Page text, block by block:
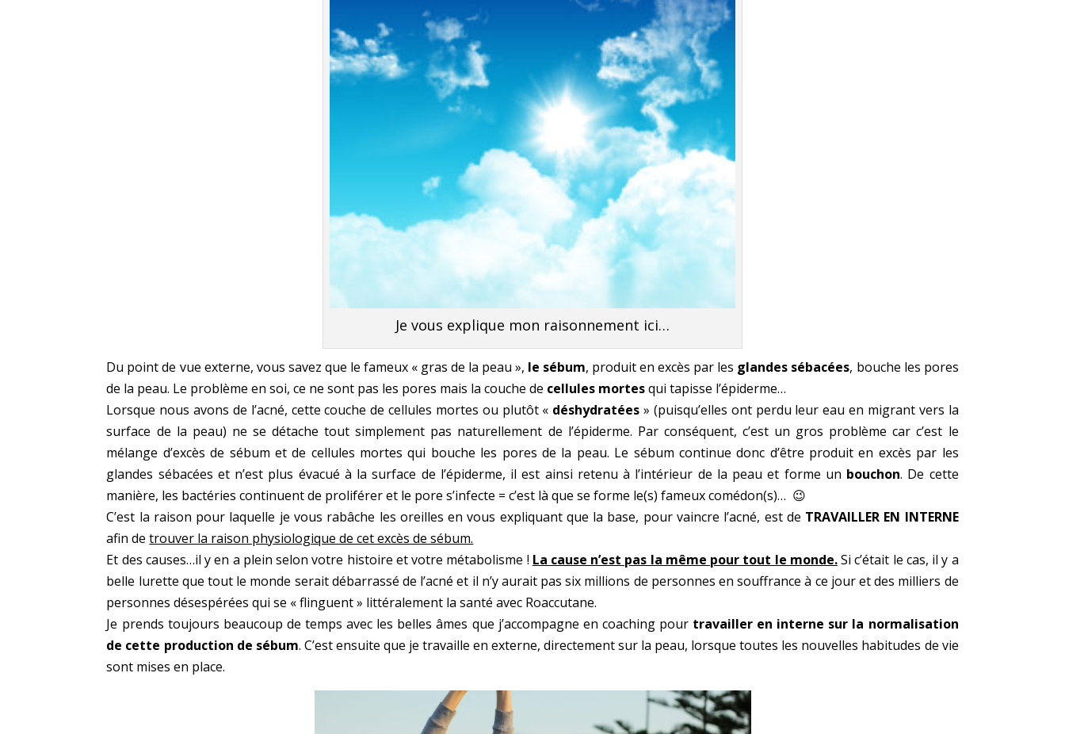
Je vous explique mon raisonnement ici…
Du point de vue externe, vous savez que le fameux « gras de la peau », le sébum, produit en excès par les glandes sébacées, bouche les pores
de la peau. Le problème en soi, ce ne sont pas les pores mais la couche de cellules mortesqui tapisse l’épiderme…
Lorsque nous avons de l’acné, cette couche de cellules mortes ou plutôt « déshydratées » (puisqu’elles ont perdu leur eau en migrant vers la
surface de la peau) ne se détache tout simplement pas naturellement de l’épiderme. Par conséquent, c’est un gros problème car c’est le
mélange d’excès de sébum et de cellules mortes qui bouche les pores de la peau. Le sébum continue donc d’être produit en excès par les
glandes sébacées et n’est plus évacué à la surface de l’épiderme, il est ainsi retenu à l’intérieur de la peau et forme un bouchon. De cette
manière, les bactéries continuent de proliférer et le pore s’infecte = c’est là que se forme le(s) fameux comédon(s)… 😉
C’est la raison pour laquelle je vous rabâche les oreilles en vous expliquant que la base, pour vaincre l’acné, est de TRAVAILLER EN INTERNE
afin detrouver la raison physiologique de cet excès de sébum.
Et des causes…il y en a plein selon votre histoire et votre métabolisme ! La cause n’est pas la même pour tout le monde.Si c’était le cas, il y a
belle lurette que tout le monde serait débarrassé de l’acné et il n’y aurait pas six millions de personnes en souffrance à ce jour et des milliers de
personnes désespérées qui se « flinguent » littéralement la santé avec Roaccutane.
Je prends toujours beaucoup de temps avec les belles âmes que j’accompagne en coaching pour travailler en interne sur la normalisation
de cette production de sébum. C’est ensuite que je travaille en externe, directement sur la peau, lorsque toutes les nouvelles habitudes de vie
sont mises en place.